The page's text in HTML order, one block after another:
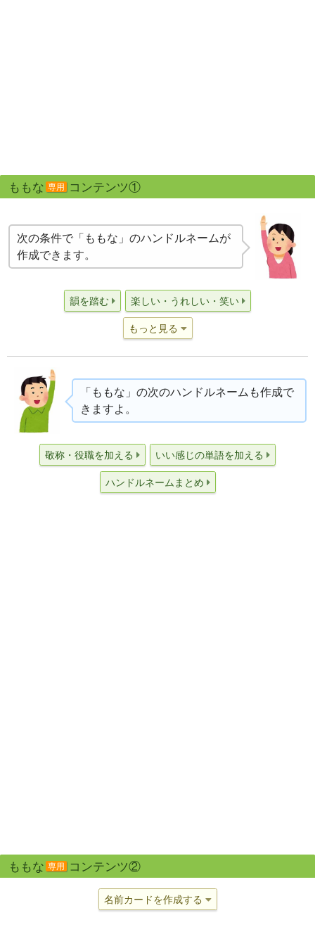
ももな 専用 コンテンツ①
次の条件で「ももな」のハンドルネームが
作成できます。
韻を踏む 楽しい・うれしい・笑い
もっと見る
「ももな」の次のハンドルネームも作成で
きますよ。
敬称・役職を加える いい感じの単語を加える
ハンドルネームまとめ
ももな 専用 コンテンツ②
名前カードを作成する